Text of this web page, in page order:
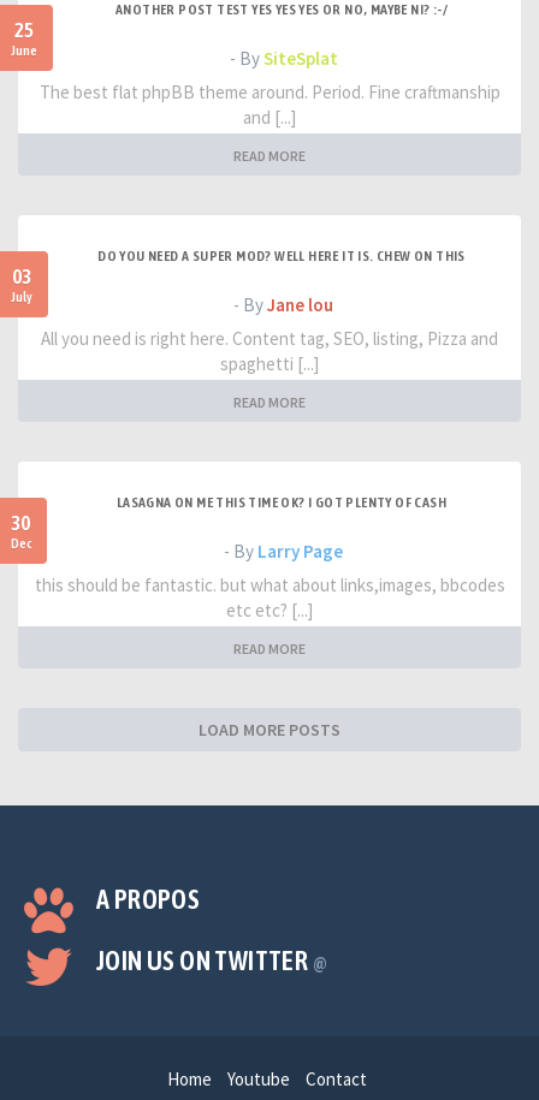
25
June
ANOTHER POST TEST YES YES YES OR NO, MAYBE NI? :-/
- BySiteSplat
The best flat phpBB theme around. Period. Fine craftmanship
and [...]
READ MORE
03
July
DO YOU NEED A SUPER MOD? WELL HERE IT IS. CHEW ON THIS
- ByJane lou
All you need is right here. Content tag, SEO, listing, Pizza and
spaghetti [...]
READ MORE
30
Dec
LASAGNA ON ME THIS TIME OK? I GOT PLENTY OF CASH
- By Larry Page
this should be fantastic. but what about links,images, bbcodes
etc etc? [...]
READ MORE
LOAD MORE POSTS
A PROPOS
JOIN US ON TWITTER @
Home Youtube Contact